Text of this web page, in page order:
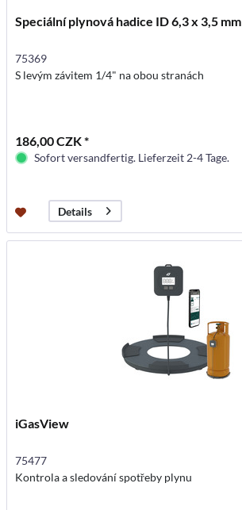
Speciální plynová hadice ID 6,3 x 3,5 mm
75369
S levým závitem 1/4" na obou stranách
186,00 CZK *
Sofort versandfertig. Lieferzeit 2-4 Tage.
Details
iGasView
75477
Kontrola a sledování spotřeby plynu